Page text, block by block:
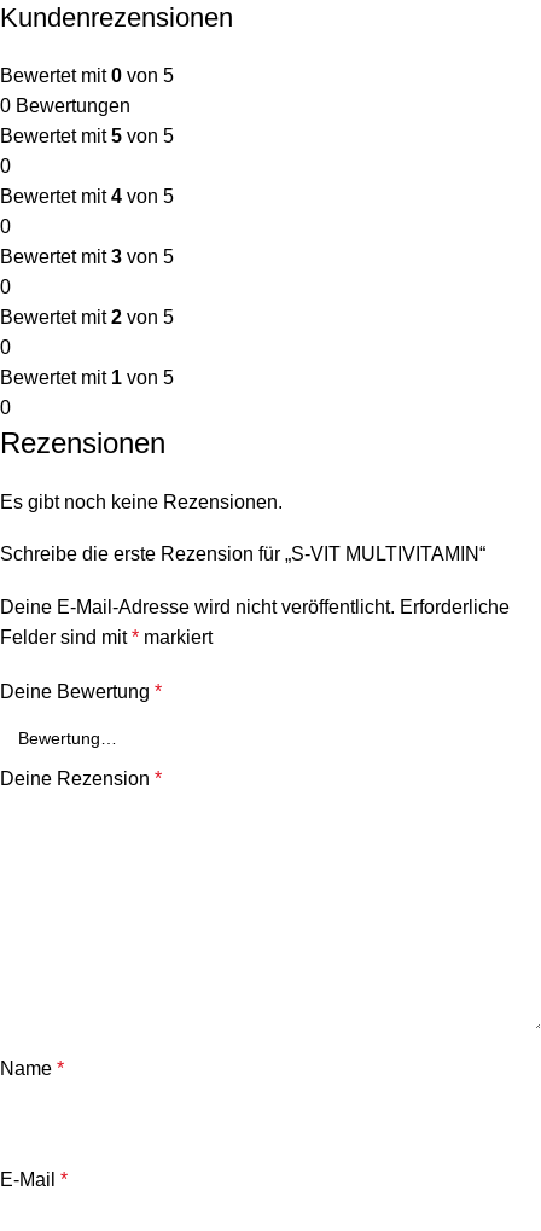
Kundenrezensionen
Bewertet mit0 von 5
0 Bewertungen
Bewertet mit5 von 5
0
Bewertet mit4 von 5
0
Bewertet mit3 von 5
0
Bewertet mit2 von 5
0
Bewertet mit 1 von 5
0
Rezensionen
Es gibt noch keine Rezensionen.
Schreibe die erste Rezension für „S-VIT MULTIVITAMIN“
Deine E-Mail-Adresse wird nicht veröffentlicht. Erforderliche
Felder sind mit* markiert
Deine Bewertung *
Deine Rezension *
Name *
E-Mail *